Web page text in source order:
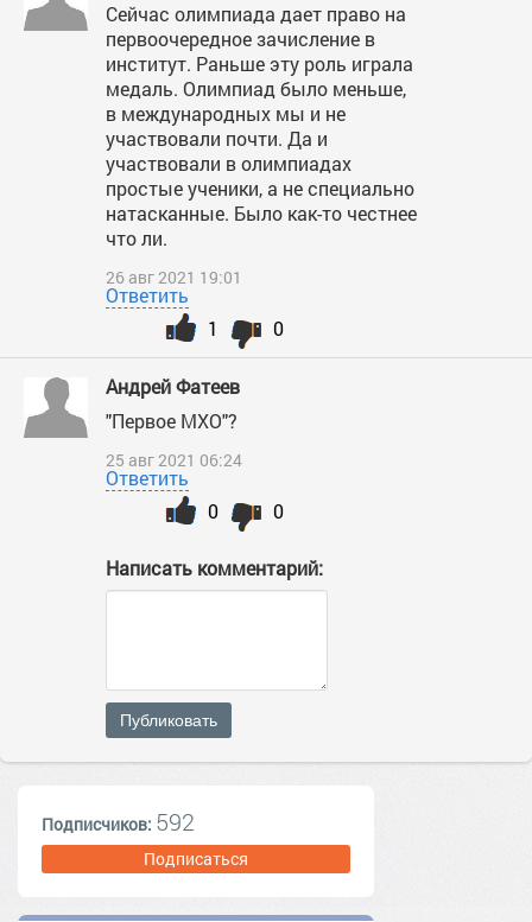
Сейчас олимпиада дает право на
первоочередное зачисление в
институт. Раньше эту роль играла
медаль. Олимпиад было меньше,
в международных мы и не
участвовали почти. Да и
участвовали в олимпиадах
простые ученики, а не специально
натасканные. Было как-то честнее
что ли.
26 авг 2021 19:01
Ответить
0
1
Андрей Фатеев
"Первое МХО"?
25 авг 2021 06:24
Ответить
0
0
Написать комментарий:
Публиковать
Подписчиков: 592
Подписаться